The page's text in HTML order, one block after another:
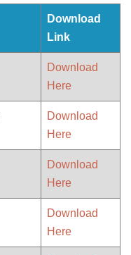
Download
Link
Download
Here
Download
Here
Download
Here
Download
Here